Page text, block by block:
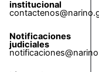
institucional
Notificaciones
judiciales